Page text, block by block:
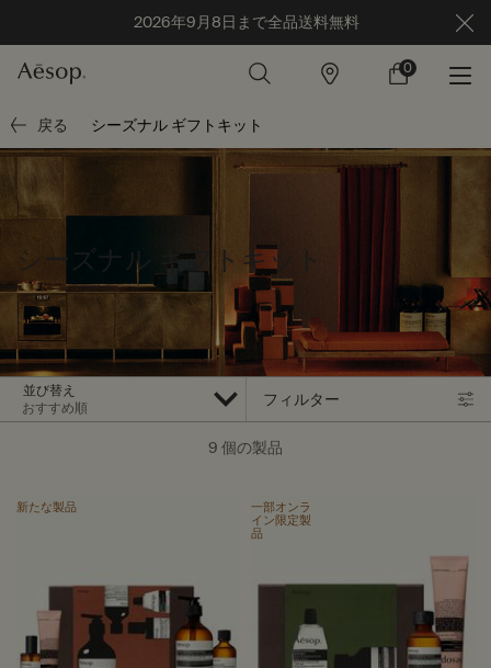
2026年9月8日まで全品送料無料
店
カ
0
0 カート内の製
戻る シーズナル ギフトキット
シーズナル ギフトキット
並び替え フィルター
フィルターメニュー
9 個の製品
新たな製品
一部オンラ
イン限定製
品